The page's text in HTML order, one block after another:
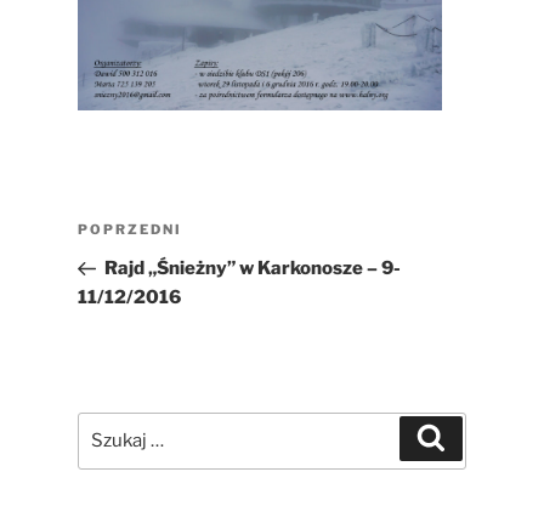
Nawigacja
Poprzedni
wpis
POPRZEDNI
Rajd „Śnieżny” w Karkonosze – 9-
11/12/2016